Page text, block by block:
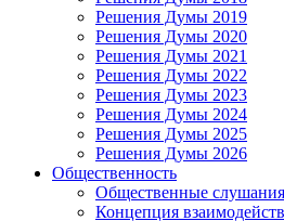
Решения Думы 2019
Решения Думы 2020
Решения Думы 2021
Решения Думы 2022
Решения Думы 2023
Решения Думы 2024
Решения Думы 2025
Решения Думы 2026
Общественность
Общественные слушания
Концепция